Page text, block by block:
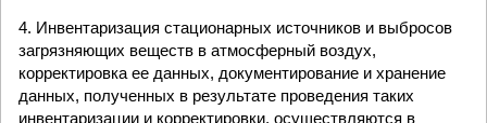
4. Инвентаризация стационарных источников и выбросов
загрязняющих веществ в атмосферный воздух,
корректировка ее данных, документирование и хранение
данных, полученных в результате проведения таких
инвентаризации и корректировки, осуществляются в